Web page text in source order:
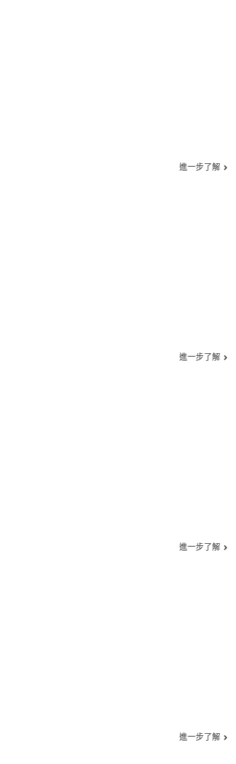
進一步了解
進一步了解
進一步了解
進一步了解